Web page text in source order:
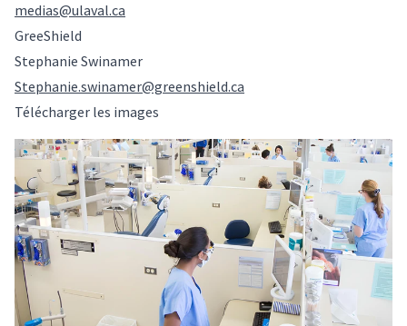
medias@ulaval.ca
GreeShield
Stephanie Swinamer
Stephanie.swinamer@greenshield.ca
Télécharger les images